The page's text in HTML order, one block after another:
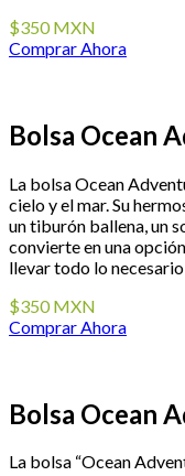
$350 MXN
Comprar Ahora
Bolsa Ocean
La bolsa Ocean
cielo y el mar. Su
un tiburón ballena, un
convierte en una
llevar todo lo
$350 MXN
Comprar Ahora
Bolsa Ocean
La bolsa “Ocean